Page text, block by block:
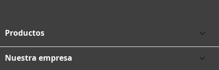
Productos 
Nuestra empresa 